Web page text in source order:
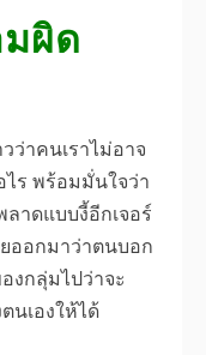
ผิด
ว่าคนเราไม่อาจ
ไร พร้อมมั่นใจว่า
าดแบบงี้อีกเจอร์
ออกมาว่าตนบอก
งกลุ่มไปว่าจะ
นเองให้ได้